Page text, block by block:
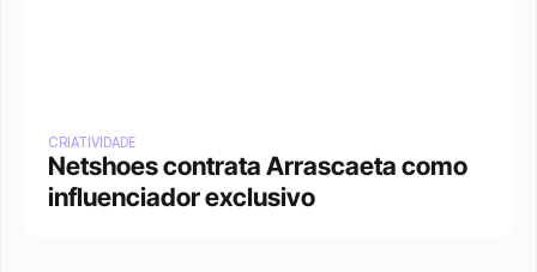
CRIATIVIDADE
Netshoes contrata Arrascaeta como
influenciador exclusivo